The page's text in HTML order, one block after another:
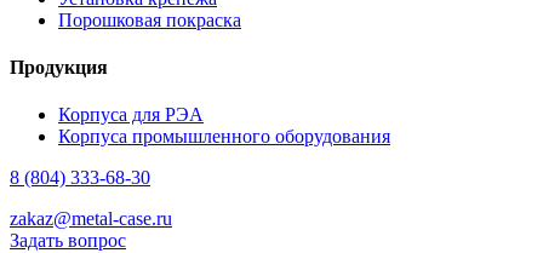
Порошковая покраска
Продукция
Корпуса для РЭА
Корпуса промышленного оборудования
8 (804) 333-68-30
zakaz@metal-case.ru
Задать вопрос